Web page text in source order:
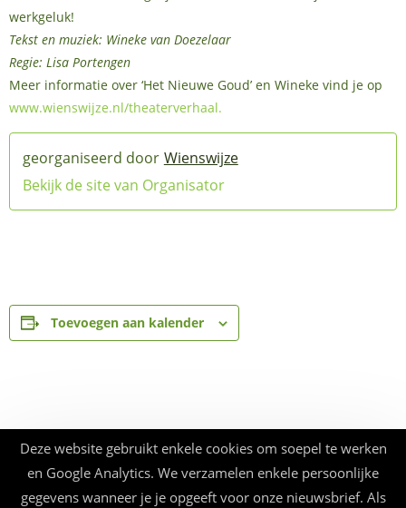
werkgeluk!
Tekst en muziek: Wineke van Doezelaar
Regie: Lisa Portengen
Meer informatie over ‘Het Nieuwe Goud’ en Wineke vind je op
www.wienswijze.nl/theaterverhaal.
Wienswijze
Bekijk de site van Organisator
Toevoegen aan kalender
Deze website gebruikt enkele cookies om soepel te werken
en Google Analytics. We verzamelen enkele persoonlijke
gegevens wanneer je je opgeeft voor onze nieuwsbrief. Als